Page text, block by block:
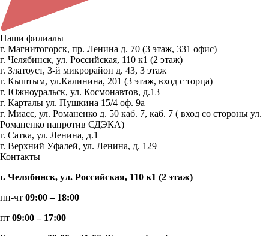
Наши филиалы
г. Магнитогорск, пр. Ленина д. 70 (3 этаж, 331 офис)
г. Челябинск, ул. Российская, 110 к1 (2 этаж)
г. Златоуст, 3-й микрорайон д. 43, 3 этаж
г. Кыштым, ул.Калинина, 201 (3 этаж, вход с торца)
г. Южноуральск, ул. Космонавтов, д.13
г. Карталы ул. Пушкина 15/4 оф. 9а
г. Миасс, ул. Романенко д. 50 каб. 7, каб. 7 ( вход со стороны ул.
Романенко напротив СДЭКА)
г. Сатка, ул. Ленина, д.1
г. Верхний Уфалей, ул. Ленина, д. 129
Контакты
г. Челябинск, ул. Российская, 110 к1 (2 этаж)
пн-чт 09:00 – 18:00
пт 09:00 – 17:00